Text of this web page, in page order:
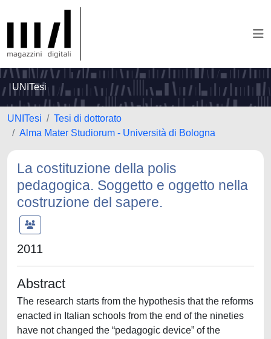
UNITesi
UNITesi
Tesi di dottorato
Alma Mater Studiorum - Università di Bologna
La costituzione della polis
pedagogica. Soggetto e oggetto nella
costruzione del sapere.
2011
Abstract
The research starts from the hypothesis that the reforms
enacted in Italian schools from the end of the nineties
have not changed the “pedagogic device” of the